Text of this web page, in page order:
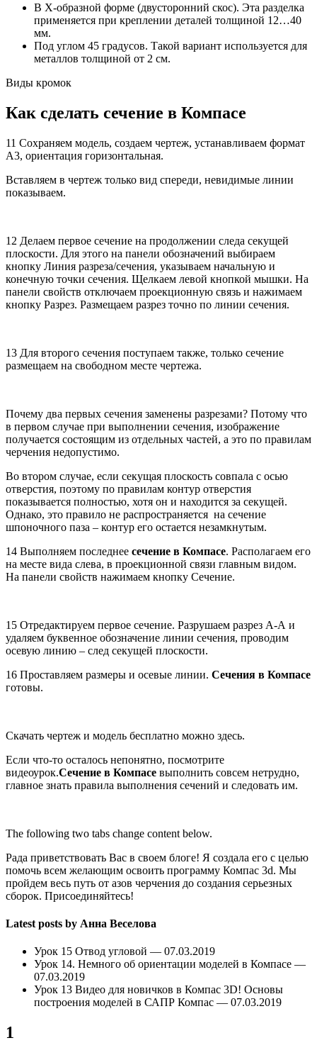
В X-образной форме (двусторонний скос). Эта разделка
применяется при креплении деталей толщиной 12…40
мм.
Под углом 45 градусов. Такой вариант используется для
металлов толщиной от 2 см.
Виды кромок
Как сделать сечение в Компасе
11 Сохраняем модель, создаем чертеж, устанавливаем формат
А3, ориентация горизонтальная.
Вставляем в чертеж только вид спереди, невидимые линии
показываем.
12 Делаем первое сечение на продолжении следа секущей
плоскости. Для этого на панели обозначений выбираем
кнопку Линия разреза/сечения, указываем начальную и
конечную точки сечения. Щелкаем левой кнопкой мышки. На
панели свойств отключаем проекционную связь и нажимаем
кнопку Разрез. Размещаем разрез точно по линии сечения.
13 Для второго сечения поступаем также, только сечение
размещаем на свободном месте чертежа.
Почему два первых сечения заменены разрезами? Потому что
в первом случае при выполнении сечения, изображение
получается состоящим из отдельных частей, а это по правилам
черчения недопустимо.
Во втором случае, если секущая плоскость совпала с осью
отверстия, поэтому по правилам контур отверстия
показывается полностью, хотя он и находится за секущей.
Однако, это правило не распространяется на сечение
шпоночного паза – контур его остается незамкнутым.
14 Выполняем последнее сечение в Компасе. Располагаем его
на месте вида слева, в проекционной связи главным видом.
На панели свойств нажимаем кнопку Сечение.
15 Отредактируем первое сечение. Разрушаем разрез А-А и
удаляем буквенное обозначение линии сечения, проводим
осевую линию – след секущей плоскости.
16 Проставляем размеры и осевые линии. Сечения в Компасе
готовы.
Скачать чертеж и модель бесплатно можно здесь.
Если что-то осталось непонятно, посмотрите
видеоурок.Сечение в Компасе выполнить совсем нетрудно,
главное знать правила выполнения сечений и следовать им.
The following two tabs change content below.
Рада приветствовать Вас в своем блоге! Я создала его с целью
помочь всем желающим освоить программу Компас 3d. Мы
пройдем весь путь от азов черчения до создания серьезных
сборок. Присоединяйтесь!
Latest posts by Анна Веселова
Урок 15 Отвод угловой — 07.03.2019
Урок 14. Немного об ориентации моделей в Компасе —
07.03.2019
Урок 13 Видео для новичков в Компас 3D! Основы
построения моделей в САПР Компас — 07.03.2019
1